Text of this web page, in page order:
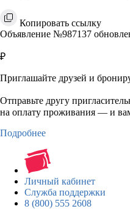
Копировать ссылку
Объявление №987137
₽
Приглашайте друзей и
Отправьте другу
на оплату проживания — и
Подробнее
Личный кабинет
Служба поддержки
8 (800) 555 2608